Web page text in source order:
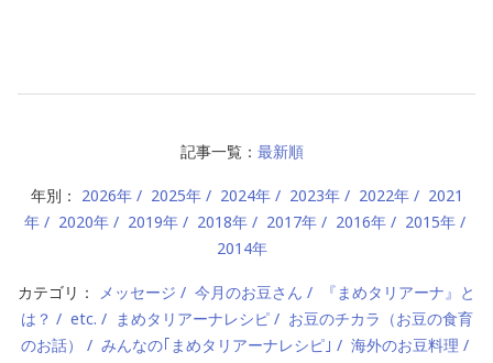
記事一覧： 最新順
年別： 2026年 2025年 2024年 2023年 2022年
2021
年
2020年 2019年 2018年 2017年 2016年
2015年
2014年
カテゴリ： メッセージ 今月のお豆さん
『まめタリアーナ』と
は？
etc. まめタリアーナレシピ
お豆のチカラ（お豆の食育
のお話）
みんなの｢まめタリアーナレシピ｣
海外のお豆料理